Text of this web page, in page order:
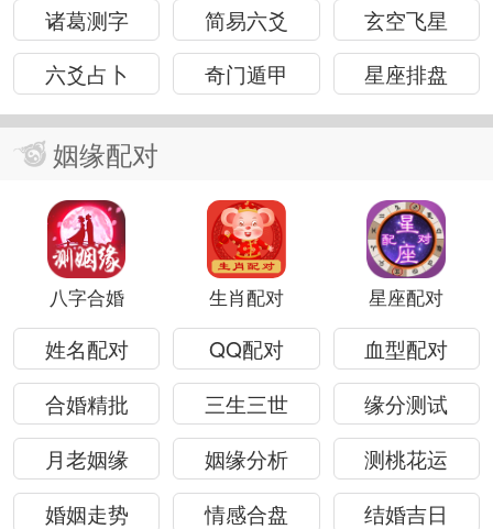
诸葛测字 简易六爻
玄空飞星
六爻占卜
奇门遁甲 星座排盘
姻缘配对
八字合婚 生肖配对 星座配对
姓名配对 QQ配对
血型配对
合婚精批
三生三世
缘分测试
月老姻缘
姻缘分析
测桃花运
婚姻走势
情感合盘 结婚吉日